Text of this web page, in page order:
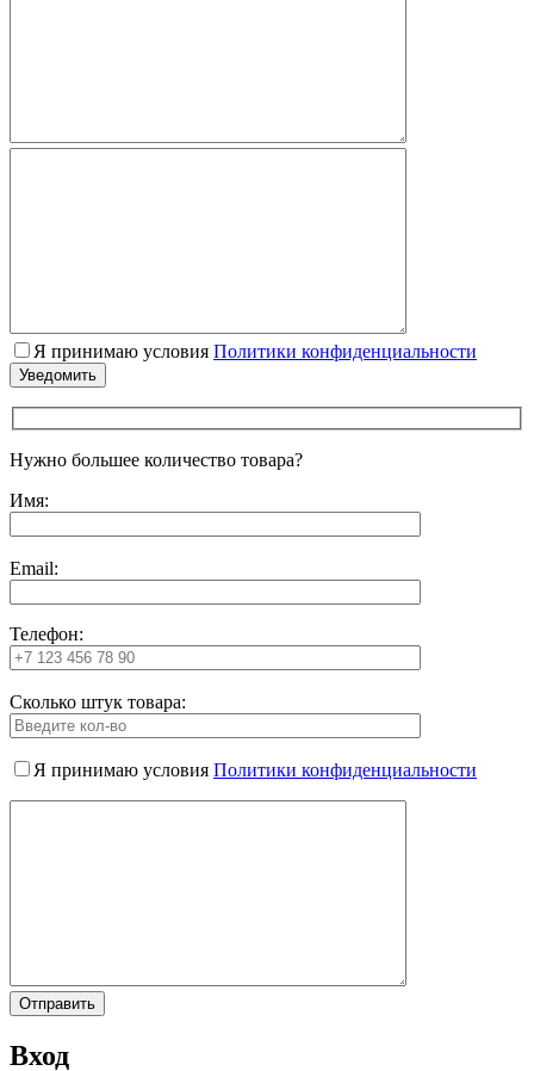
Я принимаю условия Политики конфиденциальности
Нужно большее количество товара?
Имя:
Email:
Телефон:
Сколько штук товара:
Я принимаю условия Политики конфиденциальности
Вход